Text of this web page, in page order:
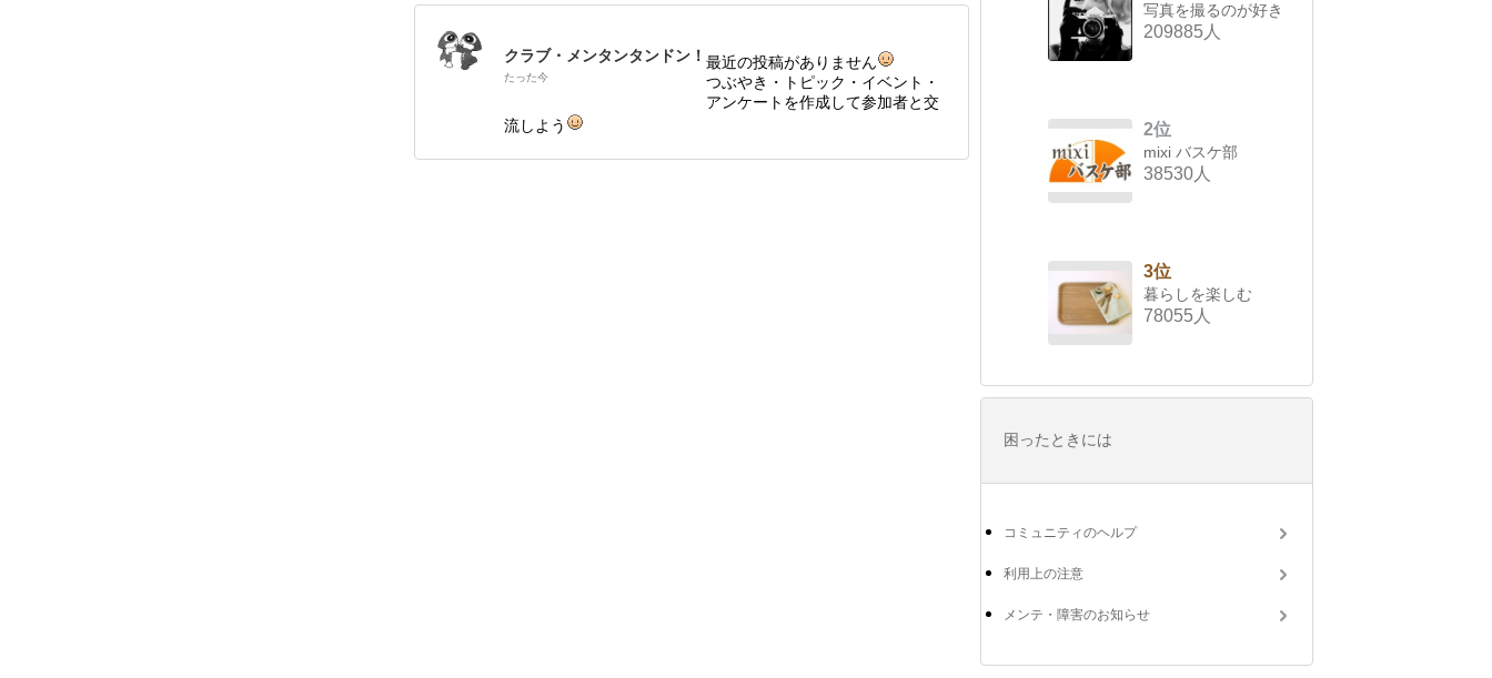
クラブ・メンタンタンドン！
たった今
最近の投稿がありません
つぶやき・トピック・イベント・
アンケートを作成して参加者と交
流しよう
写真を撮るのが好き
209885人
2位
mixi バスケ部
38530人
3位
暮らしを楽しむ
78055人
困ったときには
コミュニティのヘルプ
利用上の注意
メンテ・障害のお知らせ